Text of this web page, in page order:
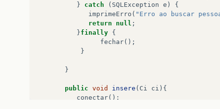
}
catch ( SQLException e )
{
imprimeErro ( "Erro ao buscar
return
null ;
}finally {
fechar();
}
}
public void insere ( Ci ci ){
conectar();